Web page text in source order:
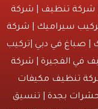
تنظيف|شركة
سيراميك|شركة
في دبي |تركيب
الفجيرة|شركة
مكيفات
بجدة| تنسيق